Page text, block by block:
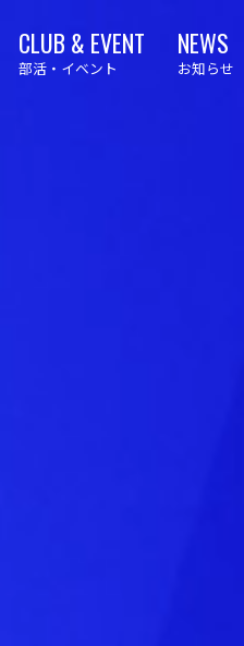
CLUB & EVENT
部活・イベント
NEWS
お知らせ